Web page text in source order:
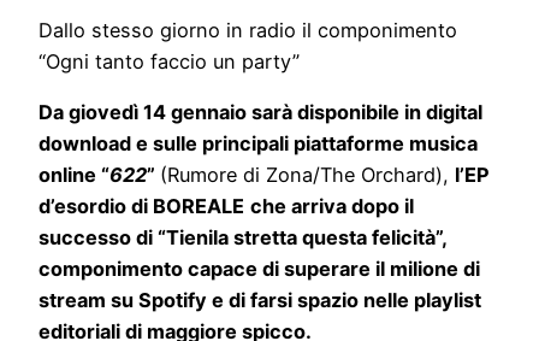
Dallo stesso giorno in radio il componimento
“Ogni tanto faccio un party”
Da giovedì 14 gennaio sarà disponibile in digital
download e sulle principali piattaforme musica
online “622” (Rumore di Zona/The Orchard), l’EP
d’esordio di BOREALE che arriva dopo il
successo di “Tienila stretta questa felicità”,
componimento capace di superare il milione di
stream su Spotify e di farsi spazio nelle playlist
editoriali di maggiore spicco.